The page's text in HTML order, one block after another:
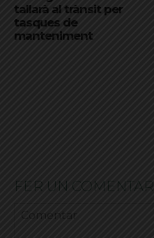
tallarà al trànsit per
tasques de
manteniment
FER UN COMENTARI